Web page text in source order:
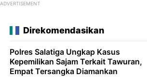
ADVERTISEMENT
Direkomendasikan
Polres Salatiga Ungkap Kasus
Kepemilikan Sajam Terkait Tawuran,
Empat Tersangka Diamankan